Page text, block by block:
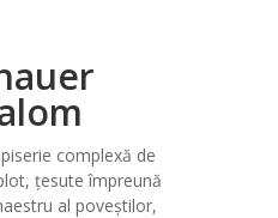
complexă de
țesute împreună
al poveștilor,